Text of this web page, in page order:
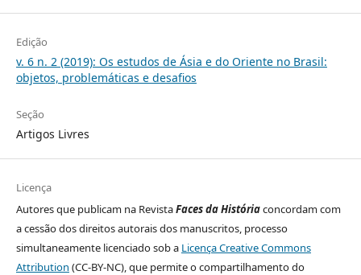
Edição
v. 6 n. 2 (2019): Os estudos de Ásia e do Oriente no Brasil:
objetos, problemáticas e desafios
Seção
Artigos Livres
Licença
Autores que publicam na RevistaFaces da Históriaconcordam com
a cessão dos direitos autorais dos manuscritos, processo
simultaneamente licenciado sob a Licença Creative Commons
Attribution (CC-BY-NC), que permite o compartilhamento do